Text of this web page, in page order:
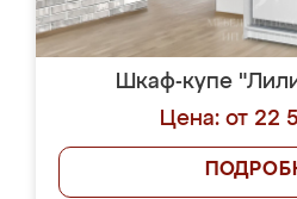
Шкаф-купе
Цена: от 22